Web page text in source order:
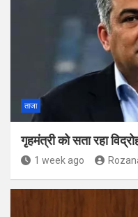
ताजा
गृहमंत्री को सता रहा
1 week ago